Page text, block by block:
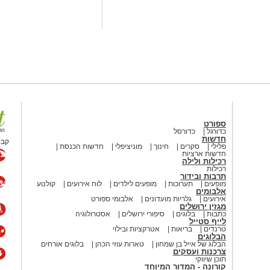
במה מכובדת להציג את עבודות
האומנות ופגשו את היוצרים
מהמופע "אהבה ללא גבולות" , מסע
פטשקהוהזמרת טילדה
המצוינים בימים אלו במגדלי הים
ירושלים:" יריד 'יוצרים בגיל' הפך
ממשיכים להתפתח בכל שלב
ספורט
כדורגל כדורסל
חדשות
פלילי סקרים חינוך מוניציפלי
חדשות הכנסת
חדשות ארציות
רכילות ולילה
רכילות
תרבות ובידור
מופעים תערוכות מופעים לילדים לוח אירועים קולנוע
אלבומים
אירועים גלריות מועדונים אלבומי ספורט
מגזין ירושלים
כתבות בלוגים סיפורי ירושלים אסטרולוגיה
לייף סטייל
טרנדים בריאות אטרקציות ובילוי
הבלוגים
הבלוג של אייל בן שמחון טארות עוזי הכהן בלוגים אורחים
צרכנות ועסקים
תוכן שיווקי
קורונה - המדור המיוחד